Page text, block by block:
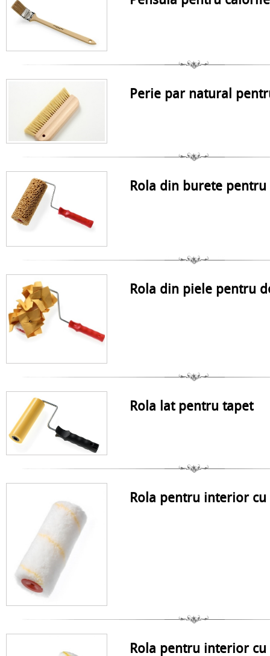
Perie par natural
Rola din burete
Rola din piele pentru
Rola lat pentru tapet
Rola pentru interior
Rola pentru interior